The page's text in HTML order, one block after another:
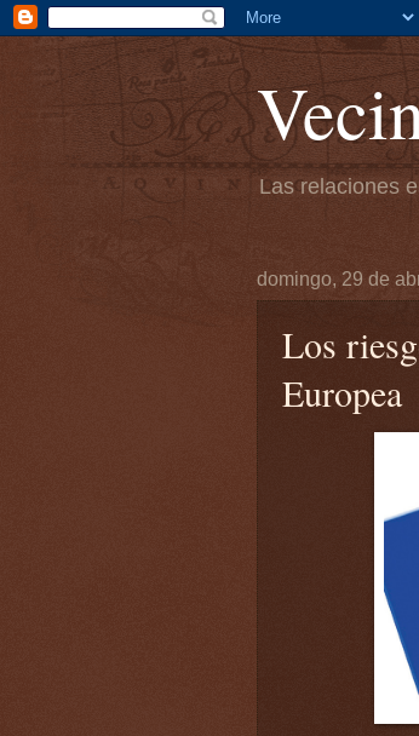
Las relaciones
domingo, 29 de
Los
Europea